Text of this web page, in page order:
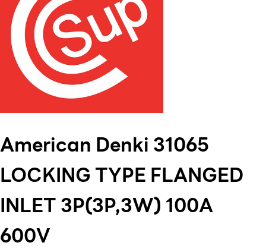
American Denki 31065
LOCKING TYPE FLANGED
INLET 3P(3P,3W) 100A
600V